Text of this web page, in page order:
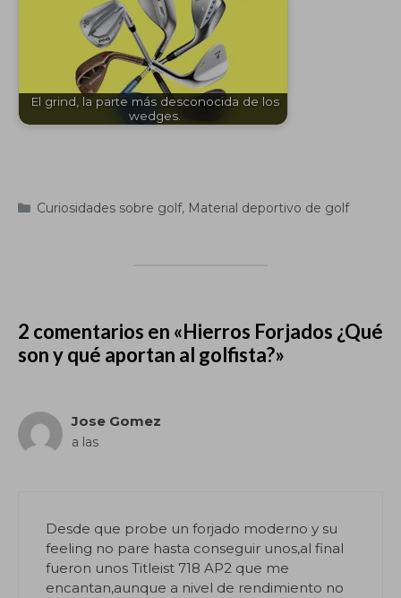
El grind, la parte más desconocida de los
wedges.
Categorías
Curiosidades sobre golf, Material deportivo de golf
2 comentarios en «Hierros Forjados ¿Qué
son y qué aportan al golfista?»
Jose Gomez
a las
Desde que probe un forjado moderno y su
feeling no pare hasta conseguir unos,al final
fueron unos Titleist 718 AP2 que me
encantan,aunque a nivel de rendimiento no